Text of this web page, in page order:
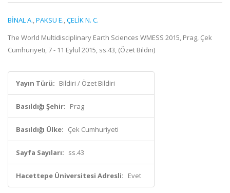
BİNAL A.,PAKSU E.,ÇELİK N. C.
The World Multidisciplinary Earth Sciences WMESS 2015, Prag, Çek
Cumhuriyeti, 7 - 11 Eylül 2015, ss.43, (Özet Bildiri)
Yayın Türü: Bildiri / Özet Bildiri
Basıldığı Şehir: Prag
Basıldığı Ülke: Çek Cumhuriyeti
Sayfa Sayıları: ss.43
Hacettepe Üniversitesi Adresli: Evet